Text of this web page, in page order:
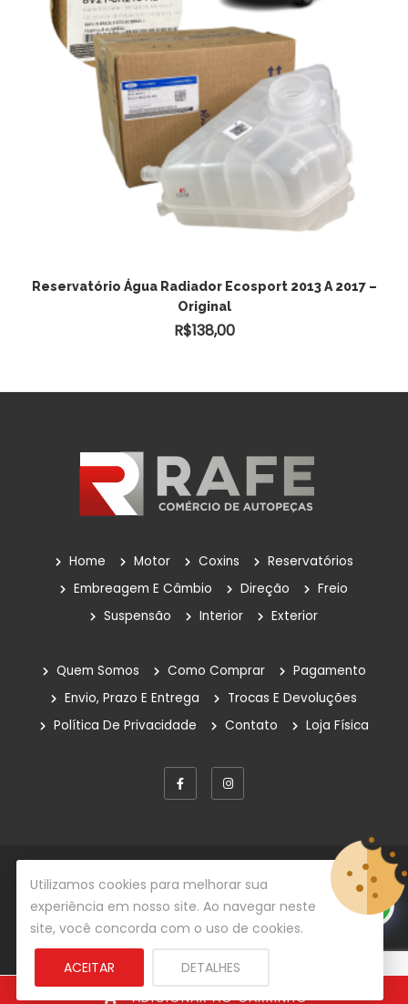
ADICIONAR AO CARRINHO
ADICIONAR AO CARRINHO
Reservatório Água Radiador Ecosport 2013 A 2017 –
Original
R$138,00
Home Motor Coxins
Reservatórios
Embreagem E Câmbio
Direção
Freio
Suspensão
Interior Exterior
Quem Somos Como Comprar
Pagamento
Envio, Prazo E Entrega
Trocas E Devoluções
Política De Privacidade
Contato Loja Física
© Copyright 2026Rafe Auto PeçasTodos os direitos
reservados.
Desenvolvido por Centrada Comunicação
Utilizamos cookies para melhorar sua
experiência em nosso site. Ao navegar neste
site, você concorda com o uso de cookies.
ACEITAR DETALHES